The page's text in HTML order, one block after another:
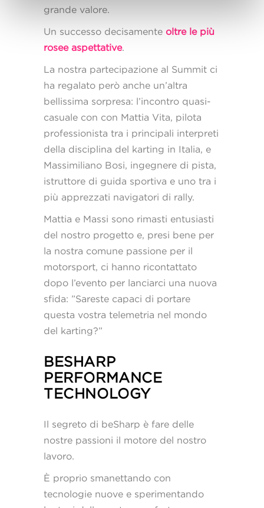
grande valore.
Un successo decisamente oltre le più
rosee aspettative.
La nostra partecipazione al Summit ci
ha regalato però anche un’altra
bellissima sorpresa: l’incontro quasi-
casuale con con Mattia Vita, pilota
professionista tra i principali interpreti
della disciplina del karting in Italia, e
Massimiliano Bosi, ingegnere di pista,
istruttore di guida sportiva e uno tra i
più apprezzati navigatori di rally.
Mattia e Massi sono rimasti entusiasti
del nostro progetto e, presi bene per
la nostra comune passione per il
motorsport, ci hanno ricontattato
dopo l’evento per lanciarci una nuova
sfida: ”Sareste capaci di portare
questa vostra telemetria nel mondo
del karting?”
BESHARP
PERFORMANCE
TECHNOLOGY
Il segreto di beSharp è fare delle
nostre passioni il motore del nostro
lavoro.
È proprio smanettando con
tecnologie nuove e sperimentando